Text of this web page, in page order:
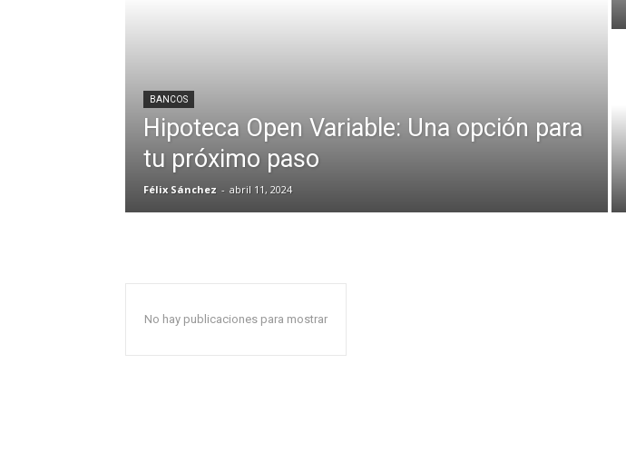
BANCOS
Hipoteca Open Variable: Una opción para
tu próximo paso
Félix Sánchez - abril 11, 2024
No hay publicaciones para mostrar